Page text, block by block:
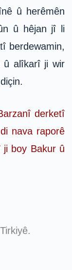
û herêmên
û hêjan jî li
berdewamin,
û alîkarî ji wir
derketî
nava raporê
boy Bakur û